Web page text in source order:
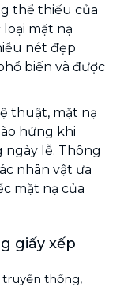
thể thiếu của
mặt nạ
nét đẹp
biến và được
thuật, mặt nạ
hứng khi
ngày lễ. Thông
nhân vật ưa
mặt nạ của
giấy xếp